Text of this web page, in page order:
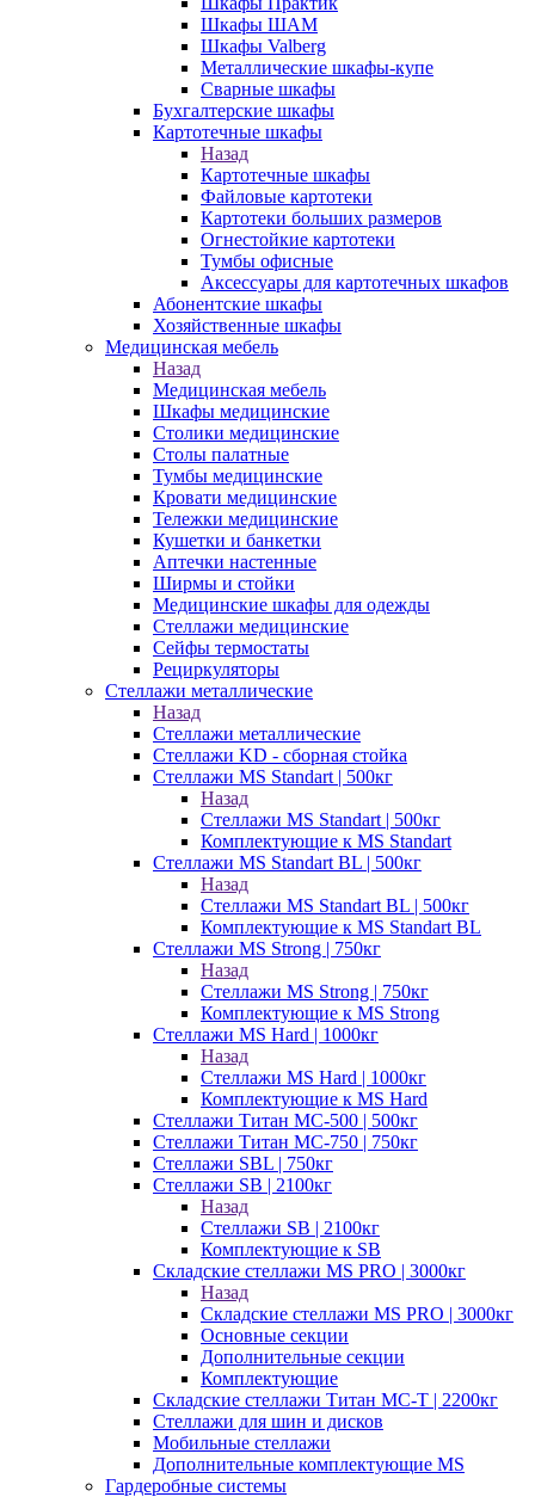
Шкафы ШАМ
Шкафы Valberg
Металлические шкафы-купе
Сварные шкафы
Бухгалтерские шкафы
Картотечные шкафы
Назад
Картотечные шкафы
Файловые картотеки
Картотеки больших размеров
Огнестойкие картотеки
Тумбы офисные
Аксессуары для картотечных шкафов
Абонентские шкафы
Хозяйственные шкафы
Медицинская мебель
Назад
Медицинская мебель
Шкафы медицинские
Столики медицинские
Столы палатные
Тумбы медицинские
Кровати медицинские
Тележки медицинские
Кушетки и банкетки
Аптечки настенные
Ширмы и стойки
Медицинские шкафы для одежды
Стеллажи медицинские
Сейфы термостаты
Рециркуляторы
Стеллажи металлические
Назад
Стеллажи металлические
Стеллажи KD - сборная стойка
Стеллажи MS Standart | 500кг
Назад
Стеллажи MS Standart | 500кг
Комплектующие к MS Standart
Стеллажи MS Standart BL | 500кг
Назад
Стеллажи MS Standart BL | 500кг
Комплектующие к MS Standart BL
Стеллажи MS Strong | 750кг
Назад
Стеллажи MS Strong | 750кг
Комплектующие к MS Strong
Стеллажи MS Hard | 1000кг
Назад
Стеллажи MS Hard | 1000кг
Комплектующие к MS Hard
Стеллажи Титан МС-500 | 500кг
Стеллажи Титан МС-750 | 750кг
Стеллажи SBL | 750кг
Стеллажи SB | 2100кг
Назад
Стеллажи SB | 2100кг
Комплектующие к SB
Складские стеллажи MS PRO | 3000кг
Назад
Складские стеллажи MS PRO | 3000кг
Основные секции
Дополнительные секции
Комплектующие
Складские стеллажи Титан МС-Т | 2200кг
Стеллажи для шин и дисков
Мобильные стеллажи
Дополнительные комплектующие MS
Гардеробные системы